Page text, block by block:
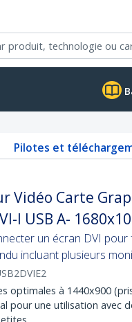
Pilotes et
Vidéo Carte
I USB A-
un écran DVI
incluant plusieurs
optimales à 1440x900
pour une utilisation avec